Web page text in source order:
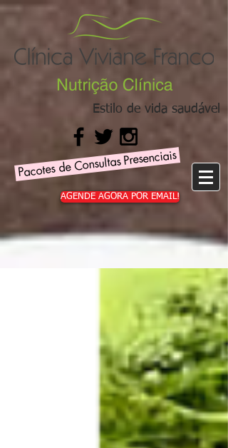
Estilo de vida saudável
Pacotes de Consultas Presenciais
AGENDE AGORA POR EMAIL!